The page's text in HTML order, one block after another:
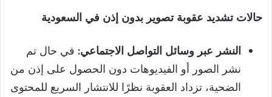
حالات تشديد عقوبة تصوير بدون إذن في السعودية
النشر عبر وسائل التواصل الاجتماعي: في حال تم
نشر الصور أو الفيديوهات دون الحصول على إذن من
الضحية، تزداد العقوبة نظرًا للانتشار السريع للمحتوى